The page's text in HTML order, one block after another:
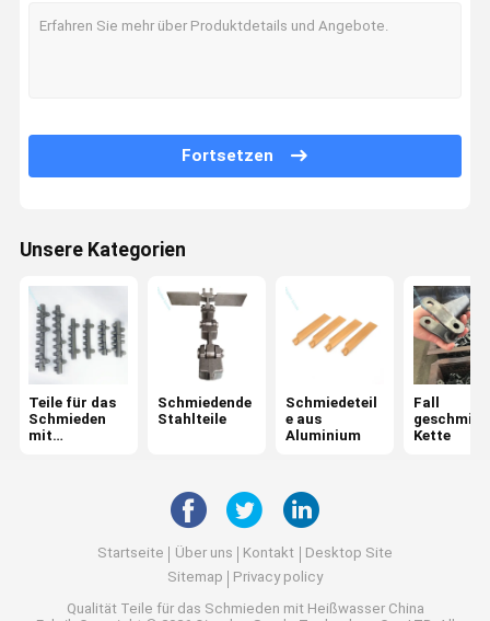
Schmiedeteile aus Aluminium
Maschinenteile
Zink-Zamak-Schmiedeteile
Fortsetzen
Unsere Kategorien
Teile für das
Schmieden
mit
Schmiedende
Stahlteile
Schmiedeteil
e aus
Aluminium
Fall
Kette
Startseite Über uns Kontakt
Desktop Site
Sitemap
Privacy policy
Qualität Teile für das Schmieden mit HeißwasserChina